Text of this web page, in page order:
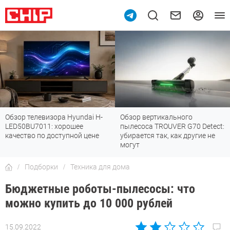
Обзор вертикального
пылесоса TROUVER G70 Detect:
убирается так, как другие не
Топ-8 недорогих роутеров с Wi-
Fi 7: все «плюшки» последнего
стандарта
Подборки Техника для дома
Бюджетные роботы-пылесосы: что
можно купить до 10 000 рублей
15.09.2022